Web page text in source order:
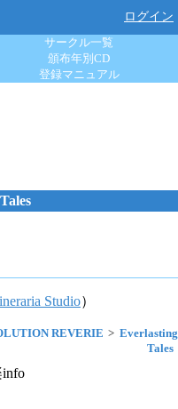
ログイン
サークル一覧
頒布年別CD
登録マニュアル
Studio）
REVERIE
Everlasting
Tales